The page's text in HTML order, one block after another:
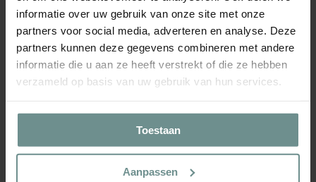
informatie over uw gebruik van onze site met onze
partners voor social media, adverteren en analyse. Deze
partners kunnen deze gegevens combineren met andere
informatie die u aan ze heeft verstrekt of die ze hebben
verzameld op basis van uw gebruik van hun services.
Toestaan
Aanpassen
Zaaien onder glas
Zaaien onder glas is het planten van zaden in beschermde
omgevingen zoals kassen of kweekbakken.
J F M A M
J
Zaaien in Volle Grond
Zaaien in de volle grond is het rechtstreeks planten van zaden in
de onbeschermde grond.